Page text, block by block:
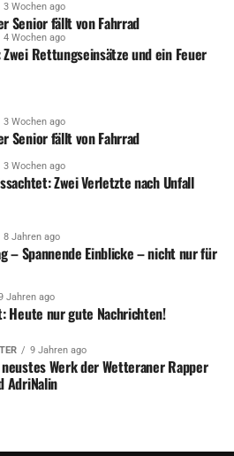
3 Wochen ago
Senior fällt von Fahrrad
4 Wochen ago
Rettungseinsätze und ein Feuer
3 Wochen ago
Senior fällt von Fahrrad
3 Wochen ago
Zwei Verletzte nach Unfall
8 Jahren ago
– Spannende Einblicke – nicht nur für
Jahren ago
Heute nur gute Nachrichten!
9 Jahren ago
neustes Werk der Wetteraner Rapper
AdriNalin